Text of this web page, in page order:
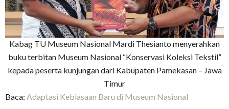
Kabag TU Museum Nasional Mardi Thesianto menyerahkan
buku terbitan Museum Nasional “Konservasi Koleksi Tekstil”
kepada peserta kunjungan dari Kabupaten Pamekasan – Jawa
Timur
Baca: Adaptasi Kebiasaan Baru di Museum Nasional